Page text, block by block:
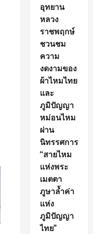
อุทยาน
หลวง
ราชพฤกษ์
ชวนชม
ความ
งดงามของ
ผ้าไหมไทย
และ
ภูมิปัญญา
หม่อนไหม
ผ่าน
นิทรรศการ
“สายไหม
แห่งพระ
เมตตา
ภูษาล้ำค่า
แห่ง
ภูมิปัญญา
ไทย”